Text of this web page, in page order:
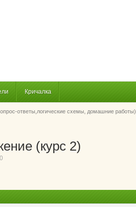
Кричалка
ответы,логические схемы, домашние работы)
(курс 2)